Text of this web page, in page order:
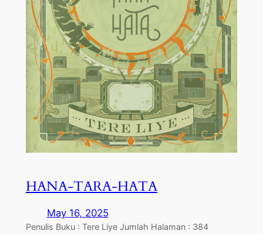
HANA-TARA-HATA
May 16, 2025
Penulis Buku : Tere Liye Jumlah Halaman : 384